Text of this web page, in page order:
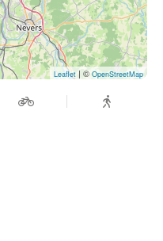
lendemain
Leaflet | © OpenStreetMap